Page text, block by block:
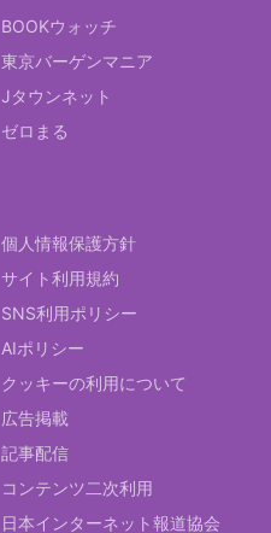
BOOKウォッチ
東京バーゲンマニア
Jタウンネット
ゼロまる
個人情報保護方針
サイト利用規約
SNS利用ポリシー
AIポリシー
クッキーの利用について
広告掲載
記事配信
コンテンツ二次利用
日本インターネット報道協会